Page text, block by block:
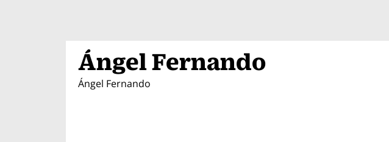
Ángel Fernando
Ángel Fernando